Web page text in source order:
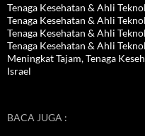
Tenaga Kesehatan & Ahli
Tenaga Kesehatan & Ahli
Tenaga Kesehatan & Ahli
Tenaga Kesehatan & Ahli
Meningkat Tajam, Tenaga
Israel
BACA JUGA :